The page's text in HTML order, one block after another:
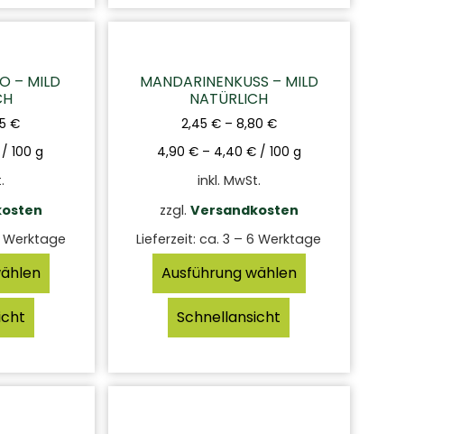
– MILD
€
100 g
MANDARINENKUSS – MILD
NATÜRLICH
2,45 €– 8,80 €
4,90 €– 4,40 €/ 100 g
inkl. MwSt.
zzgl. Versandkosten
Lieferzeit:ca. 3 – 6 Werktage
Ausführung wählen
Schnellansicht